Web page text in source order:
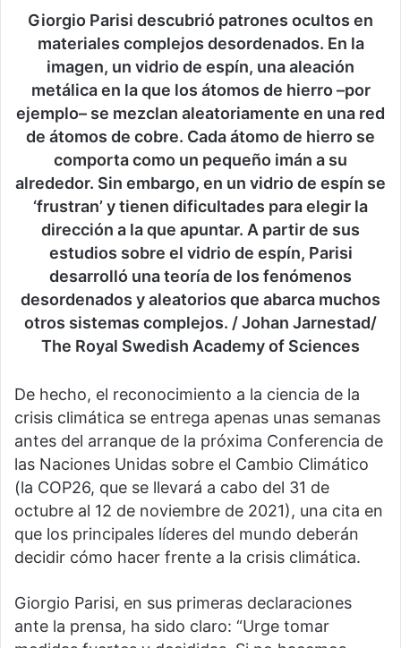
Giorgio Parisi descubrió patrones ocultos en
materiales complejos desordenados. En la
imagen, un vidrio de espín, una aleación
metálica en la que los átomos de hierro –por
ejemplo– se mezclan aleatoriamente en una red
de átomos de cobre. Cada átomo de hierro se
comporta como un pequeño imán a su
alrededor. Sin embargo, en un vidrio de espín se
‘frustran’ y tienen dificultades para elegir la
dirección a la que apuntar. A partir de sus
estudios sobre el vidrio de espín, Parisi
desarrolló una teoría de los fenómenos
desordenados y aleatorios que abarca muchos
otros sistemas complejos. / Johan Jarnestad/
The Royal Swedish Academy of Sciences
De hecho, el reconocimiento a la ciencia de la
crisis climática se entrega apenas unas semanas
antes del arranque de la próxima Conferencia de
las Naciones Unidas sobre el Cambio Climático
(la COP26, que se llevará a cabo del 31 de
octubre al 12 de noviembre de 2021), una cita en
que los principales líderes del mundo deberán
decidir cómo hacer frente a la crisis climática.
Giorgio Parisi, en sus primeras declaraciones
ante la prensa, ha sido claro: “Urge tomar